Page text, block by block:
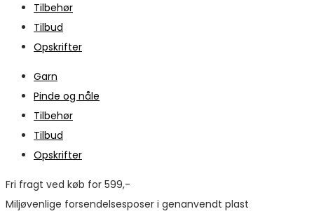
Tilbehør
Tilbud
Opskrifter
Garn
Pinde og nåle
Tilbehør
Tilbud
Opskrifter
Fri fragt ved køb for 599,-
Miljøvenlige forsendelsesposer i genanvendt plast